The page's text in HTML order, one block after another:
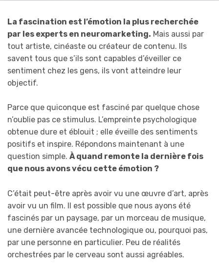
La fascination est l’émotion la plus recherchée
par les experts en neuromarketing. Mais aussi par
tout artiste, cinéaste ou créateur de contenu. Ils
savent tous que s’ils sont capables d’éveiller ce
sentiment chez les gens, ils vont atteindre leur
objectif.
Parce que quiconque est fasciné par quelque chose
n’oublie pas ce stimulus. L’empreinte psychologique
obtenue dure et éblouit ; elle éveille des sentiments
positifs et inspire. Répondons maintenant à une
question simple. À quand remonte la dernière fois
que nous avons vécu cette émotion ?
C’était peut-être après avoir vu une œuvre d’art, après
avoir vu un film. Il est possible que nous ayons été
fascinés par un paysage, par un morceau de musique,
une dernière avancée technologique ou, pourquoi pas,
par une personne en particulier. Peu de réalités
orchestrées par le cerveau sont aussi agréables.